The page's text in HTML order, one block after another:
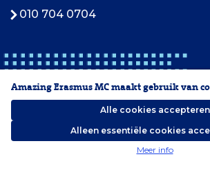
010 704 0704
2026 Erasmus MC
Amazing Erasmus MC maakt gebruik van
Alle cookies accepteren
Alleen essentiële cookies
Meer info